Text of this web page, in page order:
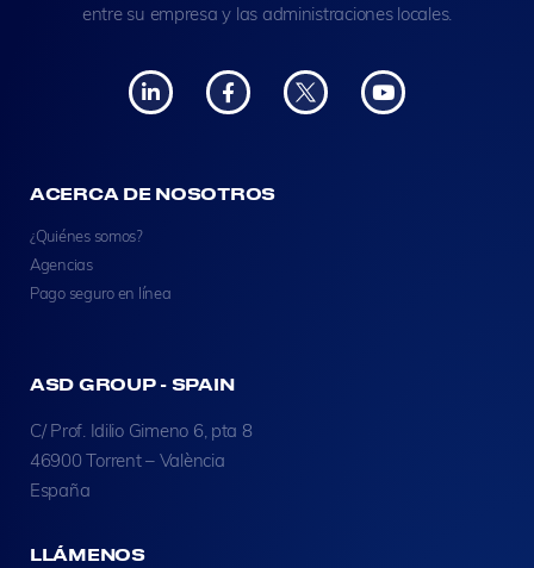
entre su empresa y las administraciones locales.
ACERCA DE NOSOTROS
¿Quiénes somos?
Agencias
Pago seguro en línea
ASD GROUP - SPAIN
C/ Prof. Idilio Gimeno 6, pta 8
46900 Torrent – València
España
LLÁMENOS